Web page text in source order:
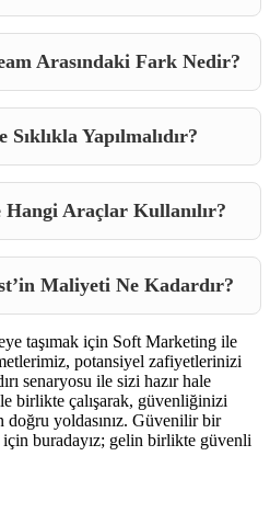
Arasındaki Fark Nedir?
Yapılmalıdır?
Hangi Araçlar Kullanılır?
Maliyeti Ne Kadardır?
taşımak için Soft Marketing ile
potansiyel zafiyetlerinizi
senaryosu ile sizi hazır hale
birlikte çalışarak, güvenliğinizi
yoldasınız. Güvenilir bir
için buradayız; gelin birlikte güvenli